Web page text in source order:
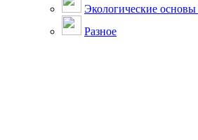
Экологические основы
Разное